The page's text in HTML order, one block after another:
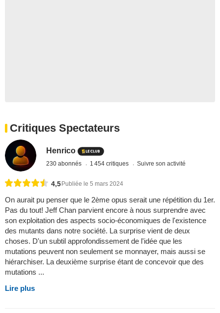
Critiques Spectateurs
Henrico
230 abonnés 1 454 critiques Suivre son activité
4,5Publiée le 5 mars 2024
On aurait pu penser que le 2ème opus serait une répétition du 1er.
Pas du tout! Jeff Chan parvient encore à nous surprendre avec
son exploitation des aspects socio-économiques de l'existence
des mutants dans notre société. La surprise vient de deux
choses. D'un subtil approfondissement de l'idée que les
mutations peuvent non seulement se monnayer, mais aussi se
hiérarchiser. La deuxième surprise étant de concevoir que des
mutations ...
Lire plus